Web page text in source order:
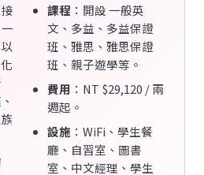
課程 ：開設 一般英
文、多益、多益保證
班、雅思、雅思保證
班、親子遊學等。
費用 ：NT $29,120 / 兩
週起。
設施 ：WiFi、學生餐
廳、自習室、圖書
室、中文經理、學生